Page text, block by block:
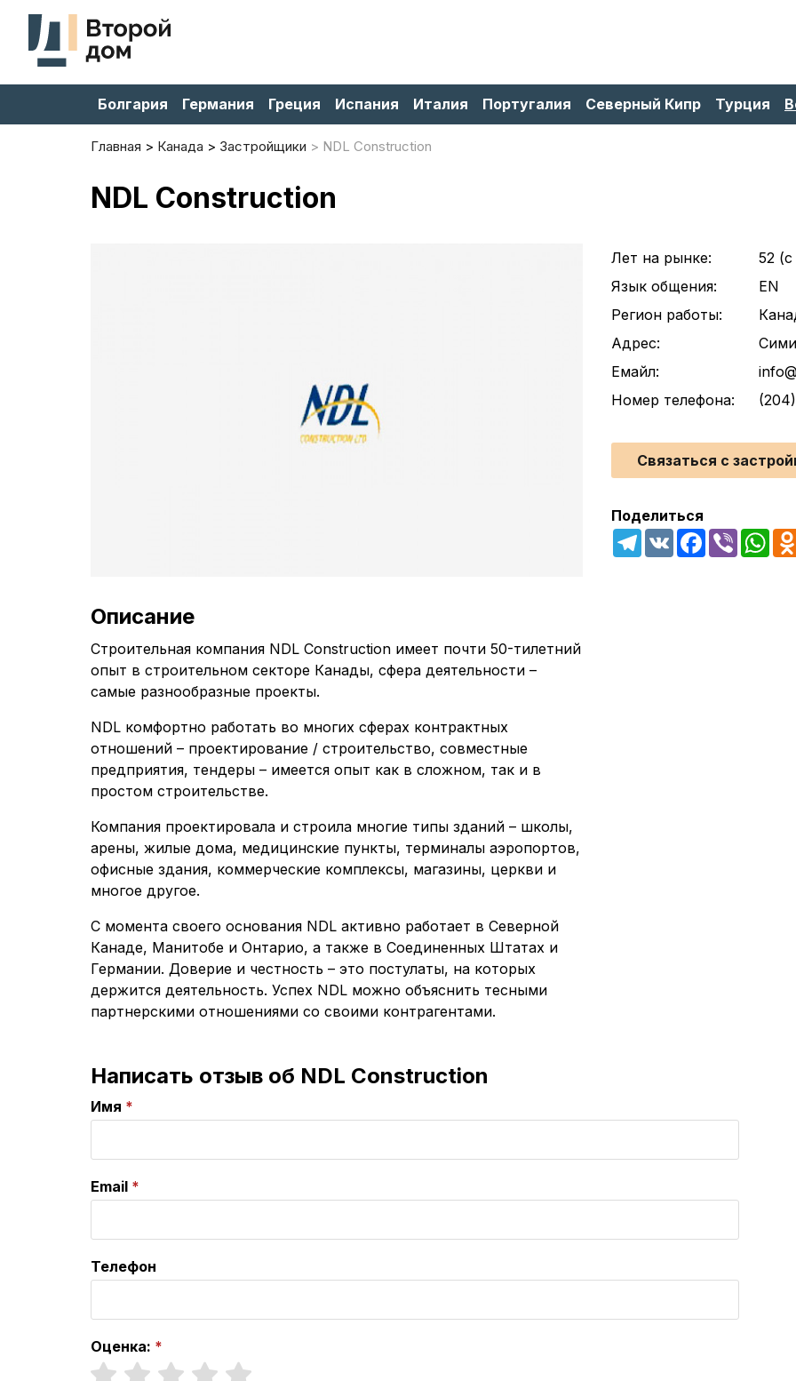
Болгария Германия Греция Испания Италия Португалия Северный Кипр Турция
Главная Канада Застройщики NDL Construction
NDL Construction
Лет на рынке:
52 (c
Язык общения:
EN
Регион работы:
Адрес:
Емайл:
Номер телефона:
Связаться с
Поделиться
Telegram
VK Facebook
Viber
Описание
Строительная компания NDL Construction имеет почти 50-тилетний
опыт в строительном секторе Канады, сфера деятельности –
самые разнообразные проекты.
NDL комфортно работать во многих сферах контрактных
отношений – проектирование / строительство, совместные
предприятия, тендеры – имеется опыт как в сложном, так и в
простом строительстве.
Компания проектировала и строила многие типы зданий – школы,
арены, жилые дома, медицинские пункты, терминалы аэропортов,
офисные здания, коммерческие комплексы, магазины, церкви и
многое другое.
С момента своего основания NDL активно работает в Северной
Канаде, Манитобе и Онтарио, а также в Соединенных Штатах и
Германии. Доверие и честность – это постулаты, на которых
держится деятельность. Успех NDL можно объяснить тесными
партнерскими отношениями со своими контрагентами.
Написать отзыв об NDL Construction
Имя
Email
Телефон
Оценка: